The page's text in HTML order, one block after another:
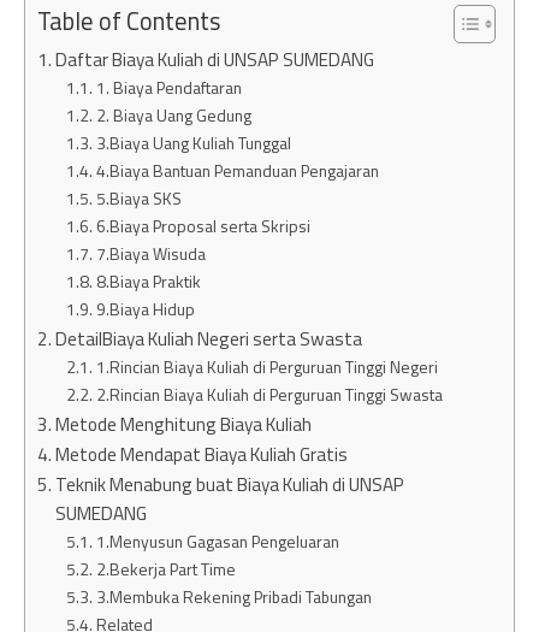
Table of Contents
Daftar Biaya Kuliah di UNSAP SUMEDANG
1. Biaya Pendaftaran
2. Biaya Uang Gedung
3.Biaya Uang Kuliah Tunggal
4.Biaya Bantuan Pemanduan Pengajaran
5.Biaya SKS
6.Biaya Proposal serta Skripsi
7.Biaya Wisuda
8.Biaya Praktik
9.Biaya Hidup
DetailBiaya Kuliah Negeri serta Swasta
1.Rincian Biaya Kuliah di Perguruan Tinggi Negeri
2.Rincian Biaya Kuliah di Perguruan Tinggi Swasta
Metode Menghitung Biaya Kuliah
Metode Mendapat Biaya Kuliah Gratis
Teknik Menabung buat Biaya Kuliah di UNSAP
SUMEDANG
1.Menyusun Gagasan Pengeluaran
2.Bekerja Part Time
3.Membuka Rekening Pribadi Tabungan
Related